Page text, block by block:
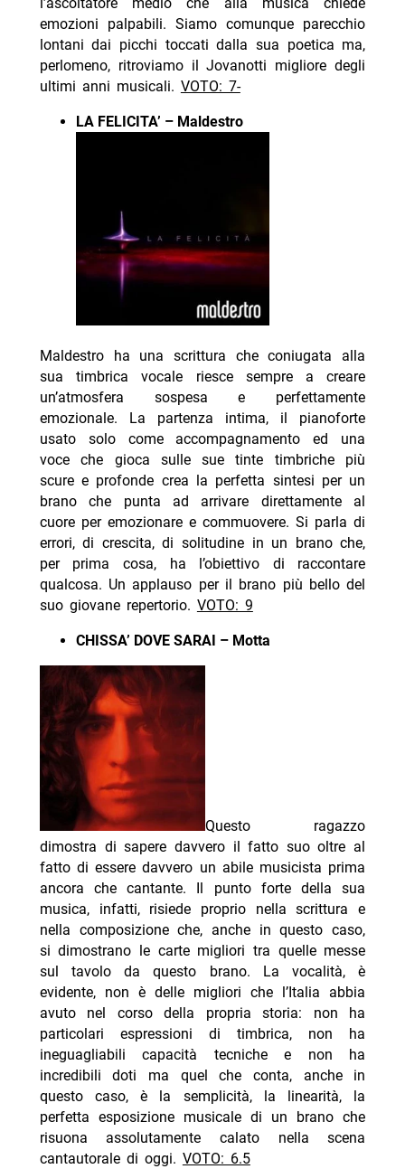
emozioni palpabili. Siamo comunque parecchio
lontani dai picchi toccati dalla sua poetica ma,
perlomeno, ritroviamo il Jovanotti migliore degli
ultimi anni musicali. VOTO: 7-
LA FELICITA’ – Maldestro
Maldestro ha una scrittura che coniugata alla
sua timbrica vocale riesce sempre a creare
un’atmosfera sospesa e perfettamente
emozionale. La partenza intima, il pianoforte
usato solo come accompagnamento ed una
voce che gioca sulle sue tinte timbriche più
scure e profonde crea la perfetta sintesi per un
brano che punta ad arrivare direttamente al
cuore per emozionare e commuovere. Si parla di
errori, di crescita, di solitudine in un brano che,
per prima cosa, ha l’obiettivo di raccontare
qualcosa. Un applauso per il brano più bello del
suo giovane repertorio. VOTO: 9
CHISSA’ DOVE SARAI – Motta
Questo ragazzo
dimostra di sapere davvero il fatto suo oltre al
fatto di essere davvero un abile musicista prima
ancora che cantante. Il punto forte della sua
musica, infatti, risiede proprio nella scrittura e
nella composizione che, anche in questo caso,
si dimostrano le carte migliori tra quelle messe
sul tavolo da questo brano. La vocalità, è
evidente, non è delle migliori che l’Italia abbia
avuto nel corso della propria storia: non ha
particolari espressioni di timbrica, non ha
ineguagliabili capacità tecniche e non ha
incredibili doti ma quel che conta, anche in
questo caso, è la semplicità, la linearità, la
perfetta esposizione musicale di un brano che
risuona assolutamente calato nella scena
cantautorale di oggi. VOTO: 6.5